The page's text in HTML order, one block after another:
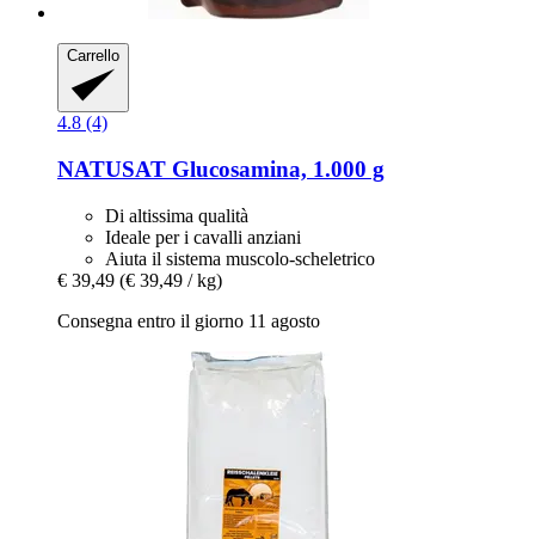
Carrello
4.8 (4)
NATUSAT Glucosamina, 1.000 g
Di altissima qualità
Ideale per i cavalli anziani
Aiuta il sistema muscolo-scheletrico
€ 39,49 (€ 39,49 / kg)
Consegna entro il giorno 11 agosto